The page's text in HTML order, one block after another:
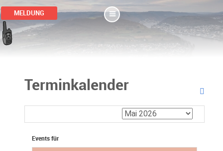
MELDUNG
Terminkalender
Events für